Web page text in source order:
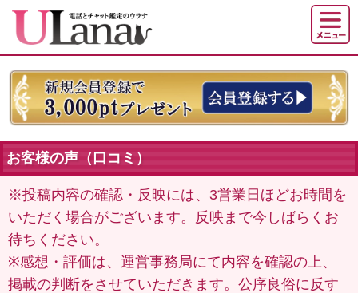
お客様の声（口コミ）
※投稿内容の確認・反映には、3営業日ほどお時間を
いただく場合がございます。反映まで今しばらくお
待ちください。
※感想・評価は、運営事務局にて内容を確認の上、
掲載の判断をさせていただきます。公序良俗に反す